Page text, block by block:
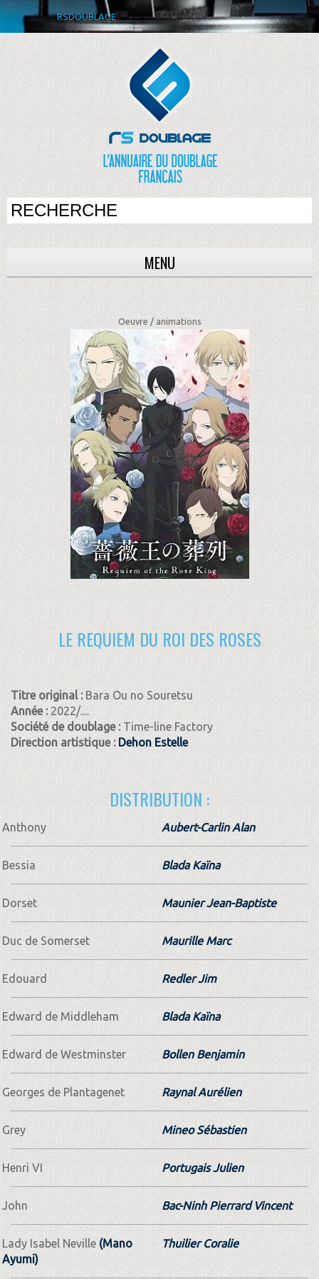
RSDOUBLAGE
MENU
Oeuvre / animations
LE REQUIEM DU ROI DES ROSES
Titre original : Bara Ou no Souretsu
Année : 2022/....
Société de doublage :Time-line Factory
Direction artistique : Dehon Estelle
DISTRIBUTION :
Anthony Aubert-Carlin Alan
Bessia Blada Kaïna
Dorset Maunier Jean-Baptiste
Duc de Somerset Maurille Marc
Edouard Redler Jim
Edward de Middleham Blada Kaïna
Edward de Westminster Bollen Benjamin
Georges de Plantagenet Raynal Aurélien
Grey Mineo Sébastien
Henri VI Portugais Julien
John Bac-Ninh Pierrard Vincent
Lady Isabel Neville (Mano
Ayumi)
Thuilier Coralie